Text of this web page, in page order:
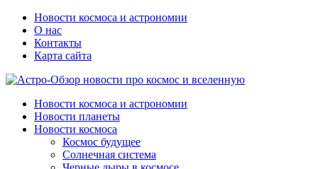
Новости космоса и астрономии
О нас
Контакты
Карта сайта
Новости космоса и астрономии
Новости планеты
Новости космоса
Космос будущее
Солнечная система